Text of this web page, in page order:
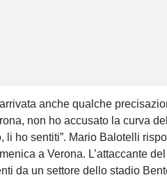
anche qualche
non ho accusato la curva
li ho sentiti”. Mario Balotelli
a Verona. L’attaccante
da un settore dello stadio